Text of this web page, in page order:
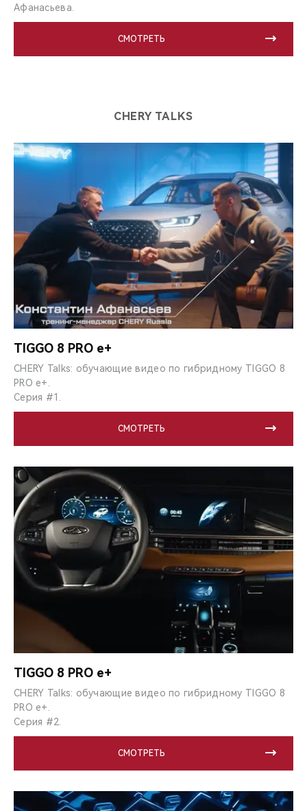
Афанасьева.
СМОТРЕТЬ
CHERY TALKS
TIGGO 8 PRO e+
CHERY Talks: обучающие видео по гибридному TIGGO 8
PRO e+.
Серия #1.
СМОТРЕТЬ
TIGGO 8 PRO e+
CHERY Talks: обучающие видео по гибридному TIGGO 8
PRO e+.
Серия #2.
СМОТРЕТЬ